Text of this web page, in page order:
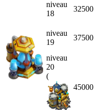
niveau
18
32500
niveau
19
37500
niveau
20
(
45000